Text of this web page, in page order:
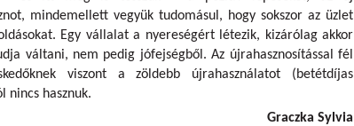
mindemellett vegyük tudomásul, hogy sokszor az üzlet
Egy vállalat a nyereségért létezik, kizárólag akkor
váltani, nem pedig jófejségből. Az újrahasznosítással fél
viszont a zöldebb újrahasználatot (betétdíjas
nincs hasznuk.
Graczka Sylvia